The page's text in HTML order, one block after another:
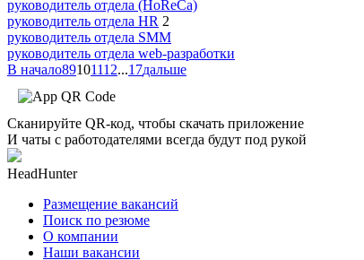
руководитель отдела (HoReCa)
руководитель отдела HR 2
руководитель отдела SMM
руководитель отдела web-разработки
В начало89101112...17дальше
Сканируйте QR-код, чтобы скачать приложение
И чаты с работодателями всегда будут под рукой
HeadHunter
Размещение вакансий
Поиск по резюме
О компании
Наши вакансии